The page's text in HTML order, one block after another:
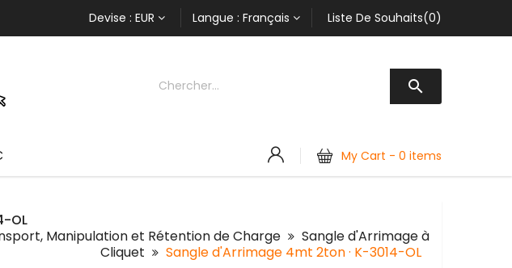
Devise : EUR Langue : Français Liste De Souhaits(0)

My Cart - 0 items
OL
Manipulation et Rétention de Charge
Sangle d'Arrimage à
Cliquet
Sangle d'Arrimage 4mt 2ton · K-3014-OL